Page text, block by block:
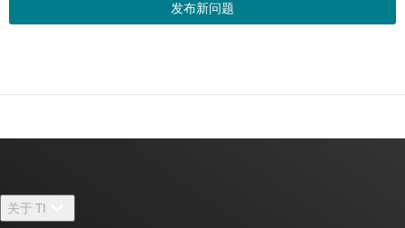
发布新问题
关于 TI